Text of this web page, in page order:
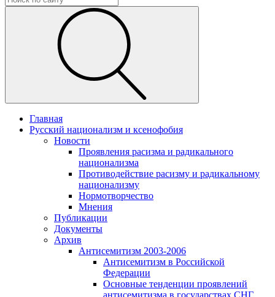
Главная
Русский национализм и ксенофобия
Новости
Проявления расизма и радикального
национализма
Противодействие расизму и радикальному
национализму
Нормотворчество
Мнения
Публикации
Документы
Архив
Антисемитизм 2003-2006
Антисемитизм в Российской
Федерации
Основные тенденции проявлений
антисемитизма в государствах СНГ